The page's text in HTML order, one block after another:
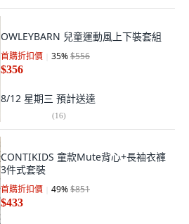
OWLEYBARN 兒童運動風上下裝套組
首購折扣價 35%$556
$356
8/12 星期三 預計送達
(16)
CONTIKIDS 童款Mute背心+長袖衣褲
3件式套裝
首購折扣價 49%$851
$433